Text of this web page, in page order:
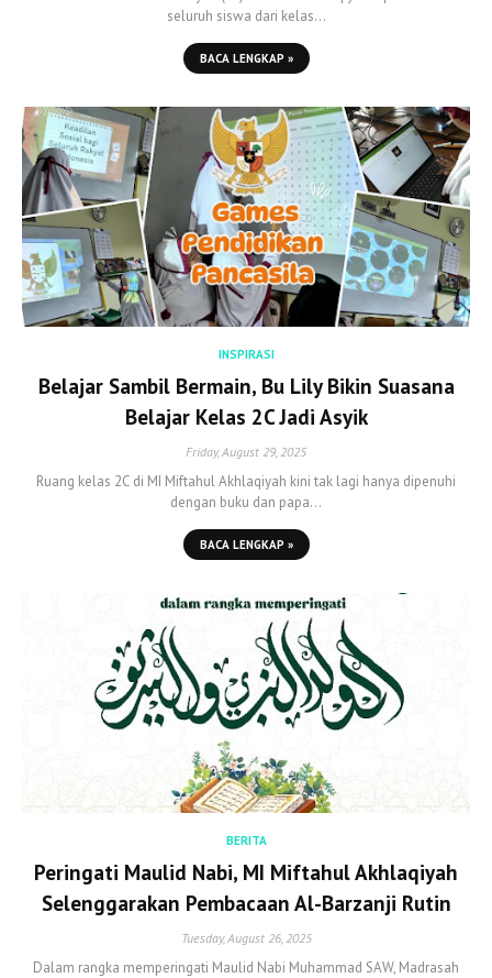
seluruh siswa dari kelas…
BACA LENGKAP »
INSPIRASI
Belajar Sambil Bermain, Bu Lily Bikin Suasana
Belajar Kelas 2C Jadi Asyik
Friday, August 29, 2025
Ruang kelas 2C di MI Miftahul Akhlaqiyah kini tak lagi hanya dipenuhi
dengan buku dan papa…
BACA LENGKAP »
BERITA
Peringati Maulid Nabi, MI Miftahul Akhlaqiyah
Selenggarakan Pembacaan Al-Barzanji Rutin
Tuesday, August 26, 2025
Dalam rangka memperingati Maulid Nabi Muhammad SAW, Madrasah